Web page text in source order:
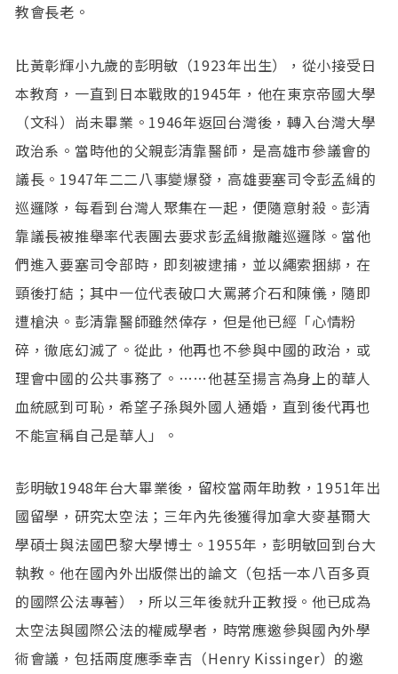
教會長老。
比黃彰輝小九歲的彭明敏（1923年出生），從小接受日
本教育，一直到日本戰敗的1945年，他在東京帝國大學
（文科）尚未畢業。1946年返回台灣後，轉入台灣大學
政治系。當時他的父親彭清靠醫師，是高雄市參議會的
議長。1947年二二八事變爆發，高雄要塞司令彭孟緝的
巡邏隊，每看到台灣人聚集在一起，便隨意射殺。彭清
靠議長被推舉率代表團去要求彭孟緝撤離巡邏隊。當他
們進入要塞司令部時，即刻被逮捕，並以繩索捆綁，在
頸後打結；其中一位代表破口大罵蔣介石和陳儀，隨即
遭槍決。彭清靠醫師雖然倖存，但是他已經「心情粉
碎，徹底幻滅了。從此，他再也不參與中國的政治，或
理會中國的公共事務了。……他甚至揚言為身上的華人
血統感到可恥，希望子孫與外國人通婚，直到後代再也
不能宣稱自己是華人」。
彭明敏1948年台大畢業後，留校當兩年助教，1951年出
國留學，研究太空法；三年內先後獲得加拿大麥基爾大
學碩士與法國巴黎大學博士。1955年，彭明敏回到台大
執教。他在國內外出版傑出的論文（包括一本八百多頁
的國際公法專著），所以三年後就升正教授。他已成為
太空法與國際公法的權威學者，時常應邀參與國內外學
術會議，包括兩度應季幸吉（Henry Kissinger）的邀